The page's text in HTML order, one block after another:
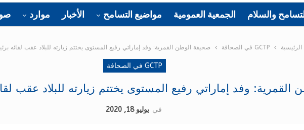
والسلام الجمعية العمومية مواضيع التسامح الأخبار موارد
الرئيسية GCTP في الصحافة صحيفة الوطن القمرية: وفد إماراتي رفيع المستوى يختتم زيارته للبلاد عقب لقائه
GCTP في الصحافة
القمرية: وفد إماراتي رفيع المستوى يختتم زيارته للبلاد عقب
في يوليو 18, 2020